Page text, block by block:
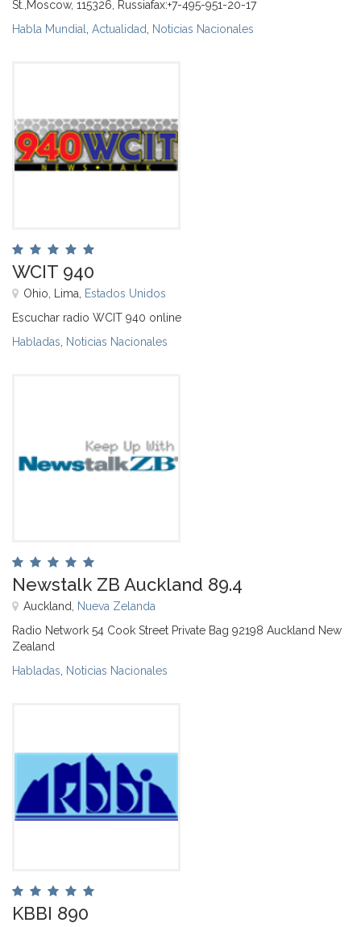
St.,Moscow, 115326, Russiafax:+7-495-951-20-17
Habla Mundial Actualidad Noticias Nacionales
WCIT 940
Ohio, Lima, Estados Unidos
Escuchar radio WCIT 940 online
Habladas Noticias Nacionales
Newstalk ZB Auckland 89.4
Auckland, Nueva Zelanda
Radio Network 54 Cook Street Private Bag 92198 Auckland New
Zealand
Habladas Noticias Nacionales
KBBI 890